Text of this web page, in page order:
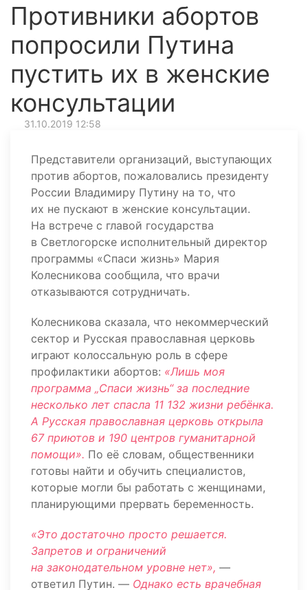
Противники абортов
попросили Путина
пустить их в женские
консультации
31.10.2019 12:58
Представители организаций, выступающих
против абортов, пожаловались президенту
России Владимиру Путину на то, что
их не пускают в женские консультации.
На встрече с главой государства
в Светлогорске исполнительный директор
программы «Спаси жизнь» Мария
Колесникова сообщила, что врачи
отказываются сотрудничать.
Колесникова сказала, что некоммерческий
сектор и Русская православная церковь
играют колоссальную роль в сфере
профилактики абортов: «Лишь моя
программа „Спаси жизнь“ за последние
несколько лет спасла 11 132 жизни ребёнка.
А Русская православная церковь открыла
67 приютов и 190 центров гуманитарной
помощи». По её словам, общественники
готовы найти и обучить специалистов,
которые могли бы работать с женщинами,
планирующими прервать беременность.
«Это достаточно просто решается.
Запретов и ограничений
на законодательном уровне нет», —
ответил Путин. — Однако есть врачебная